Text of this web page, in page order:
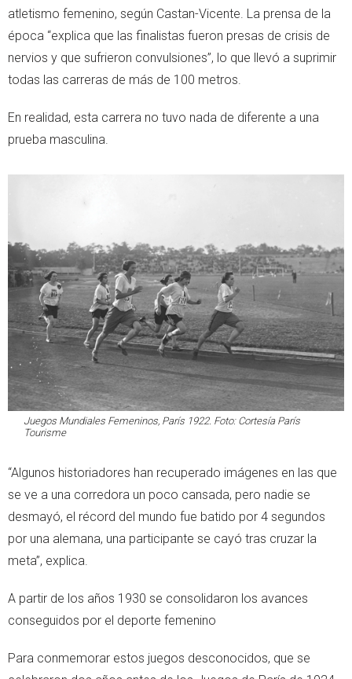
atletismo femenino, según Castan-Vicente. La prensa de la
época “explica que las finalistas fueron presas de crisis de
nervios y que sufrieron convulsiones”, lo que llevó a suprimir
todas las carreras de más de 100 metros.
En realidad, esta carrera no tuvo nada de diferente a una
prueba masculina.
Juegos Mundiales Femeninos, París 1922. Foto: Cortesía París
Tourisme
“Algunos historiadores han recuperado imágenes en las que
se ve a una corredora un poco cansada, pero nadie se
desmayó, el récord del mundo fue batido por 4 segundos
por una alemana, una participante se cayó tras cruzar la
meta”, explica.
A partir de los años 1930 se consolidaron los avances
conseguidos por el deporte femenino
Para conmemorar estos juegos desconocidos, que se